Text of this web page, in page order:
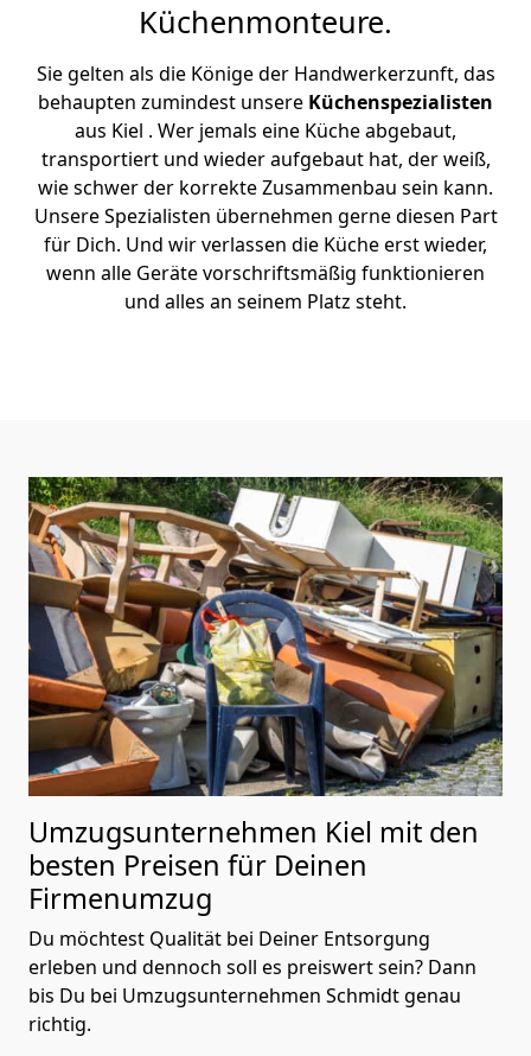
Küchenmonteure.
Sie gelten als die Könige der Handwerkerzunft, das
behaupten zumindest unsere Küchenspezialisten
aus Kiel . Wer jemals eine Küche abgebaut,
transportiert und wieder aufgebaut hat, der weiß,
wie schwer der korrekte Zusammenbau sein kann.
Unsere Spezialisten übernehmen gerne diesen Part
für Dich. Und wir verlassen die Küche erst wieder,
wenn alle Geräte vorschriftsmäßig funktionieren
und alles an seinem Platz steht.
Umzugsunternehmen Kiel mit den
besten Preisen für Deinen
Firmenumzug
Du möchtest Qualität bei Deiner Entsorgung
erleben und dennoch soll es preiswert sein? Dann
bis Du bei Umzugsunternehmen Schmidt genau
richtig.